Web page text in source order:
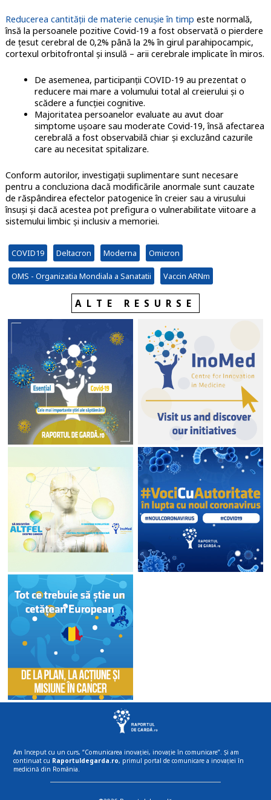
Reducerea cantității de materie cenușie în timp este normală,
însă la persoanele pozitive Covid-19 a fost observată o pierdere
de țesut cerebral de 0,2% până la 2% în girul parahipocampic,
cortexul orbitofrontal și insulă – arii cerebrale implicate în miros.
De asemenea, participanții COVID-19 au prezentat o
reducere mai mare a volumului total al creierului și o
scădere a funcției cognitive.
Majoritatea persoanelor evaluate au avut doar
simptome ușoare sau moderate Covid-19, însă afectarea
cerebrală a fost observabilă chiar și excluzând cazurile
care au necesitat spitalizare.
Conform autorilor, investigații suplimentare sunt necesare
pentru a concluziona dacă modificările anormale sunt cauzate
de răspândirea efectelor patogenice în creier sau a virusului
însuși și dacă acestea pot prefigura o vulnerabilitate viitoare a
sistemului limbic și inclusiv a memoriei.
COVID19 Deltacron Moderna Omicron
OMS - Organizatia Mondiala a Sanatatii Vaccin ARNm
ALTE RESURSE
Am început cu un curs, “Comunicarea inovației, inovație în comunicare”. Și am
continuat cu Raportuldegarda.ro, primul portal de comunicare a inovației în
medicină din România.